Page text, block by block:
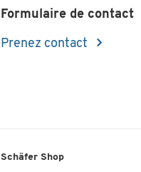
Formulaire de contact
Prenez contact
Schäfer Shop